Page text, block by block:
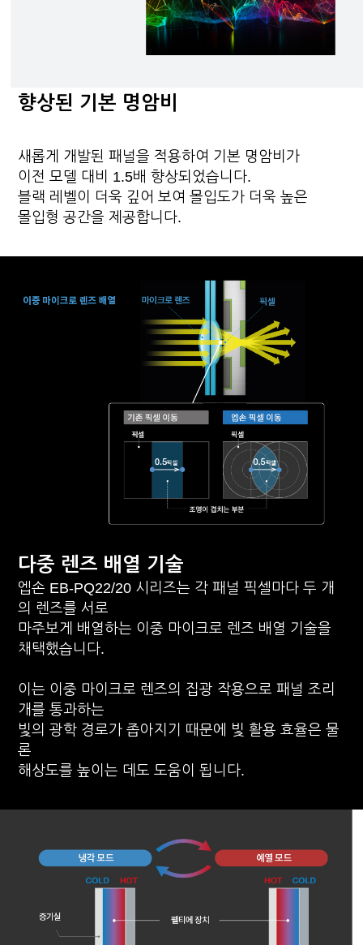
향상된 기본 명암비
새롭게 개발된 패널을 적용하여 기본 명암비가
이전 모델 대비 1.5배 향상되었습니다.
블랙 레벨이 더욱 깊어 보여 몰입도가 더욱 높은
몰입형 공간을 제공합니다.
다중 렌즈 배열 기술
엡손 EB-PQ22/20 시리즈는 각 패널 픽셀마다 두 개
의 렌즈를 서로
마주보게 배열하는 이중 마이크로 렌즈 배열 기술을
채택했습니다.
이는 이중 마이크로 렌즈의 집광 작용으로 패널 조리
개를 통과하는
빛의 광학 경로가 좁아지기 때문에 빛 활용 효율은 물
론
해상도를 높이는 데도 도움이 됩니다.